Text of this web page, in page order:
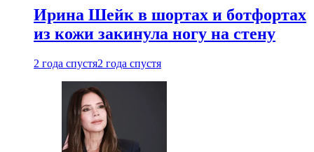
Ирина Шейк в шортах и ботфортах
из кожи закинула ногу на стену
2 года спустя2 года спустя